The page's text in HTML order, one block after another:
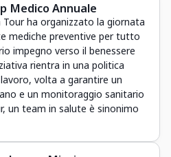
Medico Annuale
Tour ha organizzato la giornata
mediche preventive per tutto
impegno verso il benessere
rientra in una politica
volta a garantire un
e un monitoraggio sanitario
un team in salute è sinonimo